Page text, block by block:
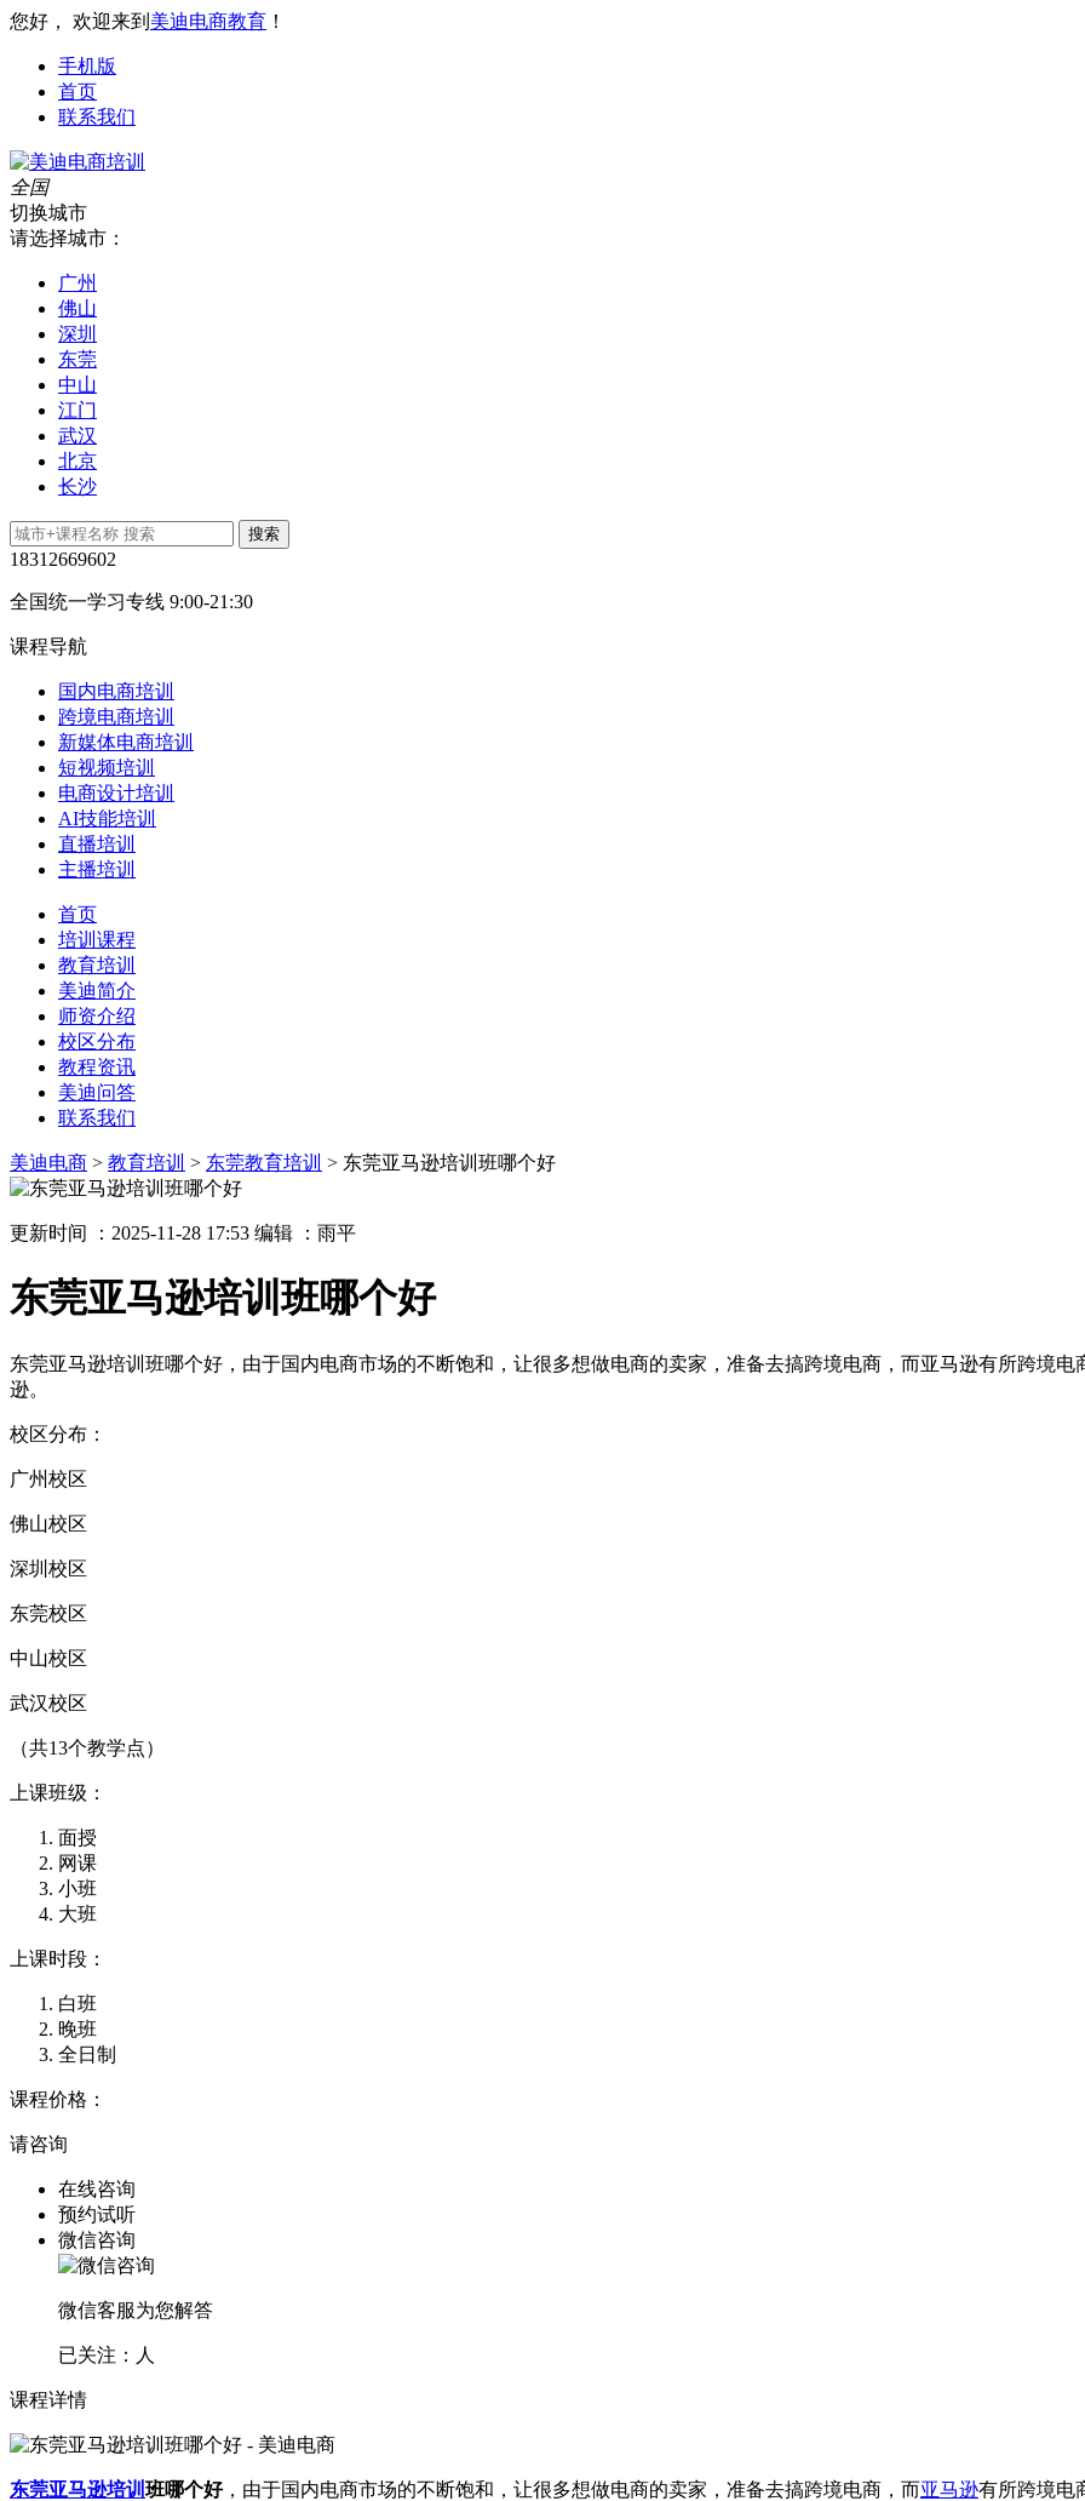
您好， 欢迎来到 美迪电商教育 ！
手机版
首页
联系我们
全国
切换城市
请选择城市：
广州
佛山
深圳
东莞
中山
江门
武汉
北京
长沙
18312669602
全国统一学习专线 9:00-21:30
课程导航
国内电商培训
跨境电商培训
新媒体电商培训
短视频培训
电商设计培训
AI技能培训
直播培训
主播培训
首页
培训课程
教育培训
美迪简介
师资介绍
校区分布
教程资讯
美迪问答
联系我们
美迪电商 > 教育培训 > 东莞教育培训 > 东莞亚马逊培训班哪个好
更新时间 ：2025-11-28 17:53 编辑 ：雨平
东莞亚马逊培训班哪个好
东莞亚马逊培训班哪个好，由于国内电商市场的不断饱和，让很多想做电商的卖家，准备去搞跨境电商，而亚马逊有所跨境
逊。
校区分布：
广州校区
佛山校区
深圳校区
东莞校区
中山校区
武汉校区
（共13个教学点）
上课班级：
面授
网课
小班
大班
上课时段：
白班
晚班
全日制
课程价格：
请咨询
在线咨询
预约试听
微信咨询
微信客服为您解答
已关注： 人
课程详情
东莞亚马逊培训 班哪个好，由于国内电商市场的不断饱和，让很多想做电商的卖家，准备去搞跨境电商，而亚马逊有所跨境电